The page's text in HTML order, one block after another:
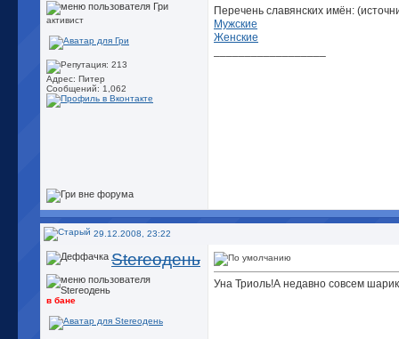
активист
Адрес: Питер
Сообщений: 1,062
Перечень славянских имён:
Мужские
Женские
29.12.2008, 23:22
Stereoдень
в бане
Уна Триоль!А недавно совсем